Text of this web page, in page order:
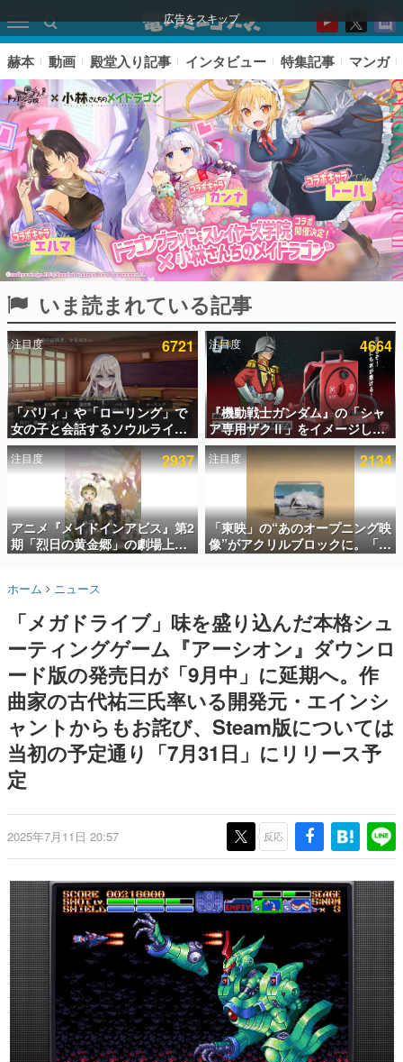
広告をスキップ
ピックアップ
電ファミのいま読まれている記事ランキング
アプリセール情報
インタビュー
連載・特集一覧
殿堂入り記事
SNS拡散数が数千以上！ ページビュー数万以上！ などな
ど。多くの人々に読まれた、電ファミ渾身の“殿堂入り”記
事をまとめました。
名作ゲームクリエイターの方々に製作時のエピソードをお
きます。
赫本
この物語を解いてはいけない。『赫本』は、〈試験問題〉
の形をした短編ホラー小説集です。
新世代に訊く
これからのデジタルゲーム市場を担う若きクリエイター達
の姿を追い、彼らのルーツと情熱を探っていきます。
日本のコンテンツ産業やカルチャーに与えた影響を探る企
画です。
日本のモバイルゲーム史における主要なトピック・タイト
ルを網羅するほか、開発者へのインタビューや識者による
解説を掲載。約20年の歴史が一望できる決定版！
若ゲのいたり〜ゲームクリエイターの青春〜
『うつヌケ』『ペンと箸』等で知られるマンガ家・田中圭
一先生によるゲーム業界レポートマンガです。
なんでゲームは面白い？
ゲーム開発者・hamatsu氏がゲームの魅力を画面や操作の
具体的な形から解き明かしていく、硬派で骨太な評論連載
です。
赫本 動画 殿堂入り記事 インタビュー 特集記事 マンガ
いま読まれている記事
注目度 6721
「パリィ」や「ローリング」で
女の子と会話するソウルライク
恋愛ゲーム『小早川さんはソウ
ルライク』無料公開。返事に失
敗すると「YOU DIED」
注目度 4664
『機動戦士ガンダム』の「シャ
ア専用ザクⅡ」をイメージした
散水ホースリールが予約開始。
本体にはシャアのパーソナルマ
ークやジオン公国軍のエンブレ
ム、型式番号などを配置
注目度 2937
アニメ『メイドインアビス』第2
期「烈日の黄金郷」の劇場上映
が決定！レグ役・伊瀬茉莉也さ
注目度 2134
「東映」の“あのオープニング映
像”がアクリルブロックに。「東
映ヒストリカル グッズコレクシ
ホーム ニュース
「メガドライブ」味を盛り込んだ本格シュ
ーティングゲーム『アーシオン』ダウンロ
ード版の発売日が「9月中」に延期へ。作
曲家の古代祐三氏率いる開発元・エインシ
ャントからもお詫び、Steam版については
当初の予定通り「7月31日」にリリース予
定
2025年7月11日 20:57 反応